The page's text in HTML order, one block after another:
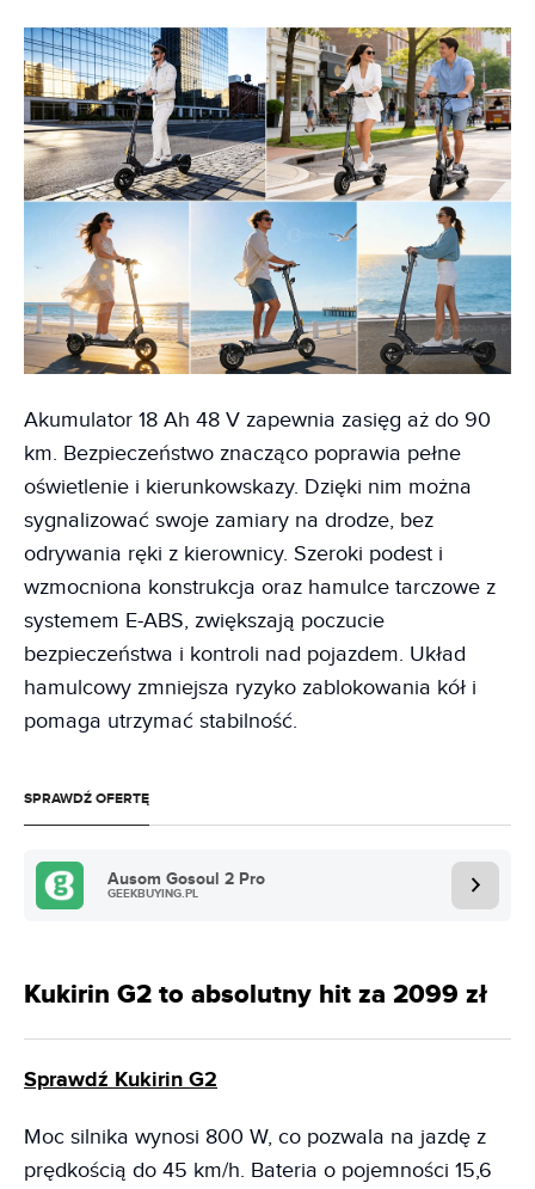
Akumulator 18 Ah 48 V zapewnia zasięg aż do 90
km. Bezpieczeństwo znacząco poprawia pełne
oświetlenie i kierunkowskazy. Dzięki nim można
sygnalizować swoje zamiary na drodze, bez
odrywania ręki z kierownicy. Szeroki podest i
wzmocniona konstrukcja oraz hamulce tarczowe z
systemem E-ABS, zwiększają poczucie
bezpieczeństwa i kontroli nad pojazdem. Układ
hamulcowy zmniejsza ryzyko zablokowania kół i
pomaga utrzymać stabilność.
SPRAWDŹ OFERTĘ
Ausom Gosoul 2 Pro
GEEKBUYING.PL
Kukirin G2 to absolutny hit za 2099 zł
Sprawdź Kukirin G2
Moc silnika wynosi 800 W, co pozwala na jazdę z
prędkością do 45 km/h. Bateria o pojemności 15,6